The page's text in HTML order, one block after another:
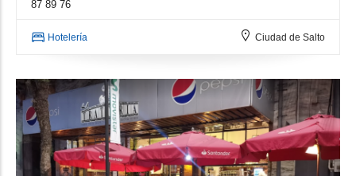
87 89 76
Hotelería Ciudad de Salto